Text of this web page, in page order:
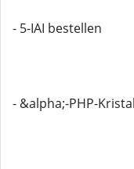
- 5-IAI bestellen
- &alpha;-PHP-